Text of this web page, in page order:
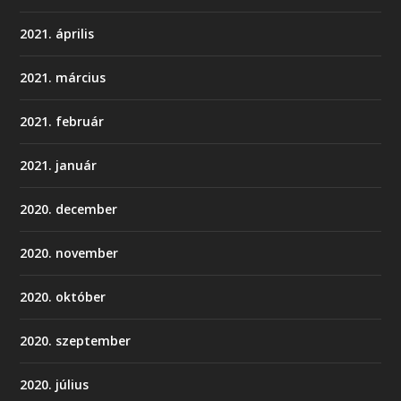
2021. április
2021. március
2021. február
2021. január
2020. december
2020. november
2020. október
2020. szeptember
2020. július